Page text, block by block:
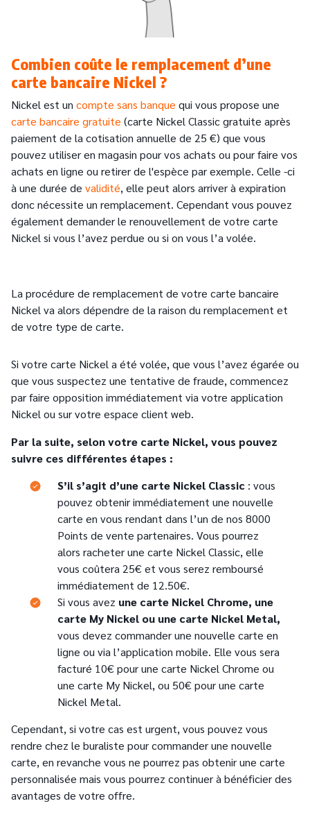
Combien coûte le remplacement d’une
carte bancaire Nickel ?
Nickel est un compte sans banque qui vous propose une
carte bancaire gratuite (carte Nickel Classic gratuite après
paiement de la cotisation annuelle de 25 €) que vous
pouvez utiliser en magasin pour vos achats ou pour faire vos
achats en ligne ou retirer de l'espèce par exemple. Celle -ci
à une durée de validité, elle peut alors arriver à expiration
donc nécessite un remplacement. Cependant vous pouvez
également demander le renouvellement de votre carte
Nickel si vous l’avez perdue ou si on vous l’a volée.
La procédure de remplacement de votre carte bancaire
Nickel va alors dépendre de la raison du remplacement et
de votre type de carte.
Si votre carte Nickel a été volée, que vous l’avez égarée ou
que vous suspectez une tentative de fraude, commencez
par faire opposition immédiatement via votre application
Nickel ou sur votre espace client web.
Par la suite, selon votre carte Nickel, vous pouvez
suivre ces différentes étapes :
Text
S’il s’agit d’une carte Nickel Classic : vous
pouvez obtenir immédiatement une nouvelle
carte en vous rendant dans l’un de nos 8000
Points de vente partenaires. Vous pourrez
alors racheter une carte Nickel Classic, elle
vous coûtera 25€ et vous serez remboursé
immédiatement de 12.50€.
Text
Si vous avez une carte Nickel Chrome, une
carte My Nickel ou une carte Nickel Metal,
vous devez commander une nouvelle carte en
ligne ou via l’application mobile. Elle vous sera
facturé 10€ pour une carte Nickel Chrome ou
une carte My Nickel, ou 50€ pour une carte
Nickel Metal.
Cependant, si votre cas est urgent, vous pouvez vous
rendre chez le buraliste pour commander une nouvelle
carte, en revanche vous ne pourrez pas obtenir une carte
personnalisée mais vous pourrez continuer à bénéficier des
avantages de votre offre.